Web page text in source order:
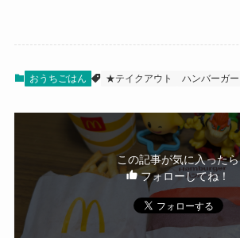
おうちごはん ★テイクアウト ハンバーガー
この記事が気に入ったら
フォローしてね！